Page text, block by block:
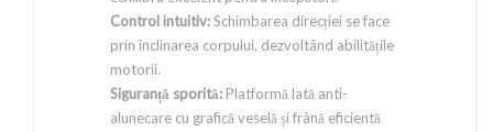
Control intuitiv:Schimbarea direcției se face
prin înclinarea corpului, dezvoltând abilitățile
motorii.
Siguranță sporită: Platformă lată anti-
alunecare cu grafică veselă și frână eficientă